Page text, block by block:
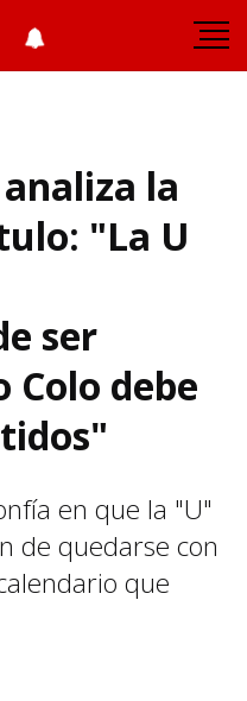
la
"La U
ser
Colo debe
en que la "U"
de quedarse con
que